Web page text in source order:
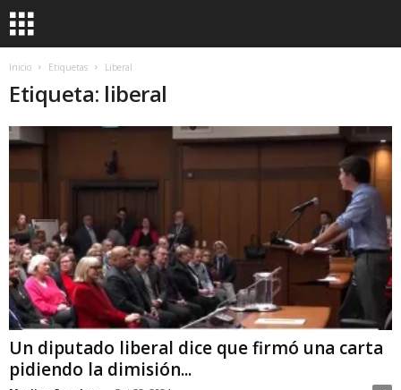
Inicio Etiquetas Liberal
Etiqueta: liberal
Un diputado liberal dice que firmó una carta
pidiendo la dimisión...